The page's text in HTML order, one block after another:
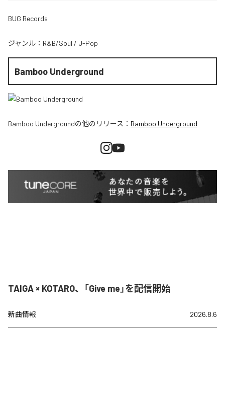
BUG Records
ジャンル： R&B/Soul / J-Pop
Bamboo Underground
Bamboo Undergroundの他のリリース： Bamboo Underground
TAIGA × KOTARO、「Give me」を配信開始
新曲情報 2026.8.6